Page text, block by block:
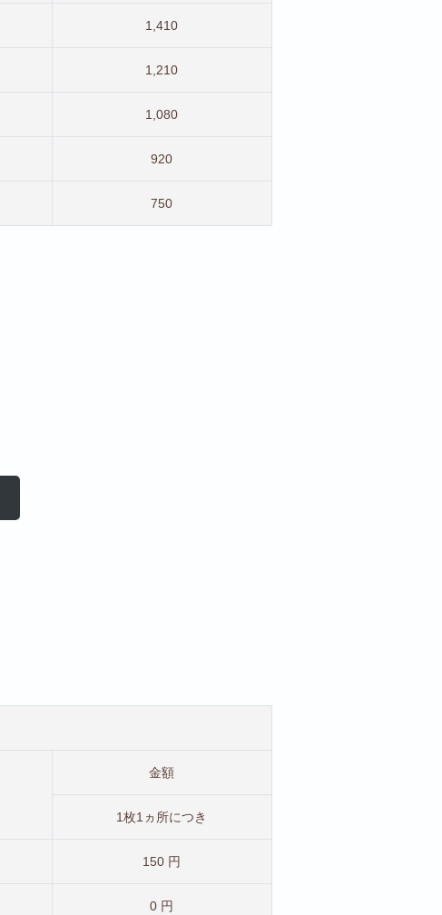
1,410
1,210
1,080
920
750
金額
1枚1ヵ所につき
150 円
0 円